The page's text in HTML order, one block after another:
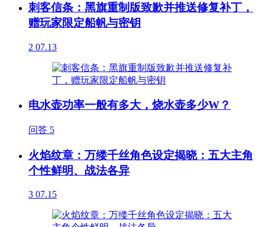
刺客信条：黑旗重制版致歉并推送修复补丁，
赠玩家限定船帆与密钥
2 07.13
电水壶功率一般有多大，烧水壶多少W？
问答 5
火焰纹章：万缕千丝角色设定揭晓：五大主角
个性鲜明、战法各异
3 07.15